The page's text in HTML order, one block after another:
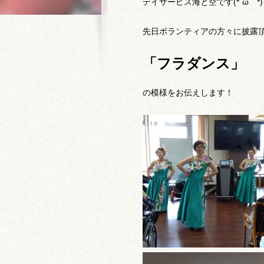
先日ボランティアの方々に披露
「フラダンス」
の模様をお伝えします！